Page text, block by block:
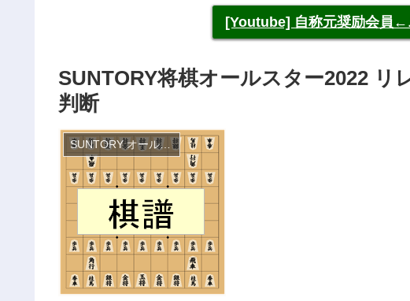
[Youtube] 自称元奨励会員←
SUNTORY将棋オールスター2022 リ
判断
SUNTORY オールスター